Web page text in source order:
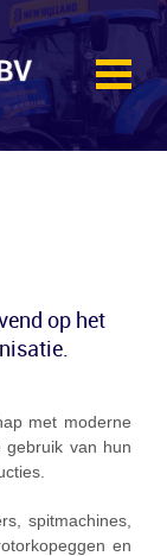
op het
met moderne
gebruik van hun
spitmachines,
en